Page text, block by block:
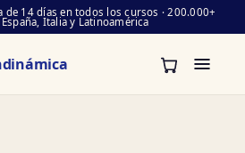
de 14 días en todos los cursos · 200.000+
Italia y Latinoamérica
dinámica